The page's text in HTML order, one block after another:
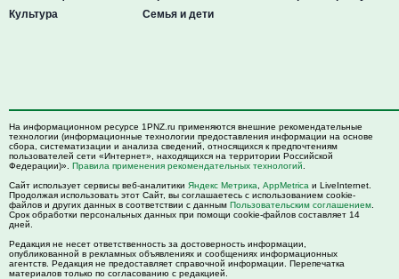
Культура
Семья и дети
На информационном ресурсе 1PNZ.ru применяются внешние рекомендательные
технологии (информационные технологии предоставления информации на основе
сбора, систематизации и анализа сведений, относящихся к предпочтениям
пользователей сети «Интернет», находящихся на территории Российской
Федерации)». Правила применения рекомендательных технологий
Сайт использует сервисы веб-аналитики Яндекс Метрика AppMetrica и LiveInternet.
Продолжая использовать этот Сайт, вы соглашаетесь с использованием cookie-
файлов и других данных в соответствии с данным Пользовательским соглашением
Срок обработки персональных данных при помощи cookie-файлов составляет 14
дней.
Редакция не несет ответственность за достоверность информации,
опубликованной в рекламных объявлениях и сообщениях информационных
агентств. Редакция не предоставляет справочной информации. Перепечатка
материалов только по согласованию с редакцией.